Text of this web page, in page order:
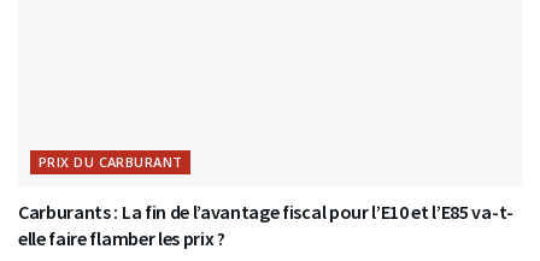
PRIX DU CARBURANT
Carburants : La fin de l’avantage fiscal pour l’E10 et l’E85 va-t-
elle faire flamber les prix ?